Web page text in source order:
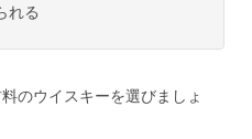
れる
のウイスキーを選びましょ